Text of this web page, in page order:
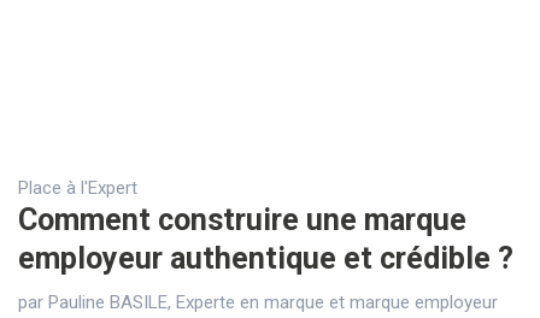
Place à l'Expert
Comment construire une marque
employeur authentique et crédible ?
par Pauline BASILE, Experte en marque et marque employeur